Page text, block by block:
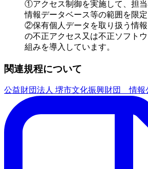
①アクセス制御を実施して、担当
情報データベース等の範囲を限定
②保有個人データを取り扱う情
の不正アクセス又は不正ソフト
組みを導入しています。
関連規程について
公益財団法人 堺市文化振興財団 情報